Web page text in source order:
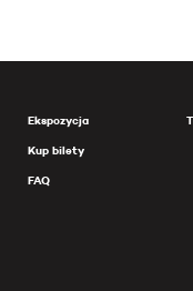
Ekspozycja
Kup bilety
FAQ